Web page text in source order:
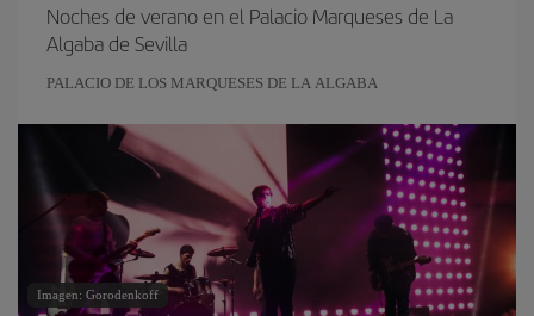
Noches de verano en el Palacio Marqueses de La
Algaba de Sevilla
PALACIO DE LOS MARQUESES DE LA ALGABA
Imagen: Gorodenkoff